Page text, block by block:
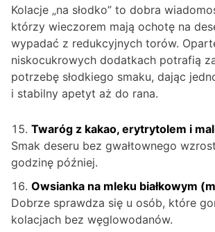
Kolacje „na słodko” to dobra
którzy wieczorem mają ochotę na
wypadać z redukcyjnych torów.
niskocukrowych dodatkach potrafią
potrzebę słodkiego smaku, dając
i stabilny apetyt aż do rana.
Twaróg z kakao, erytrytolem i
Smak deseru bez gwałtownego
godzinę później.
Owsianka na mleku białkowym
Dobrze sprawdza się u osób, które
kolacjach bez węglowodanów.